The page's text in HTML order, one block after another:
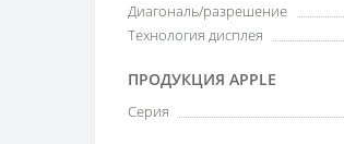
Диагональ/разрешение
Технология дисплея
ПРОДУКЦИЯ APPLE
Серия